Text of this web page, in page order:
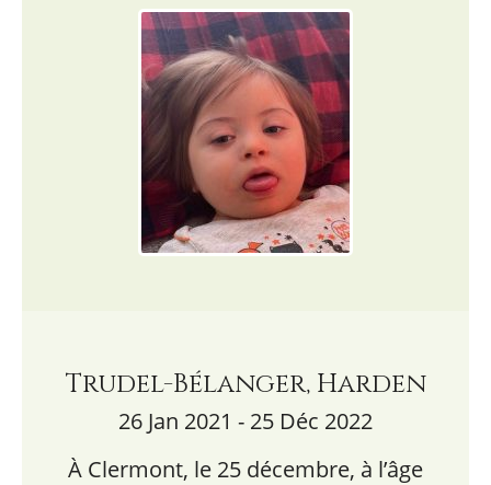
Trudel-Bélanger, Harden
26 Jan 2021 - 25 Déc 2022
À Clermont, le 25 décembre, à l’âge